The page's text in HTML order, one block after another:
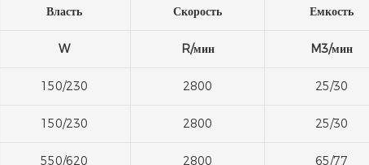
Власть Скорость Емкость
W R/мин M3/мин
150/230 2800 25/30
150/230 2800 25/30
550/620 2800 65/77